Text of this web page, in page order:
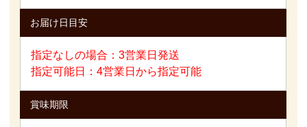
お届け日目安
指定なしの場合：3営業日発送
指定可能日：4営業日から指定可能
賞味期限